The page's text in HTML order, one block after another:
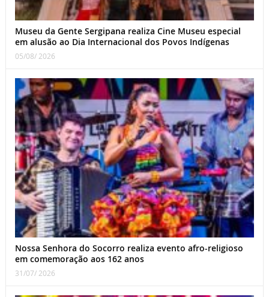
Museu da Gente Sergipana realiza Cine Museu especial
em alusão ao Dia Internacional dos Povos Indígenas
05/08/ 2026
Nossa Senhora do Socorro realiza evento afro-religioso
em comemoração aos 162 anos
31/07/ 2026